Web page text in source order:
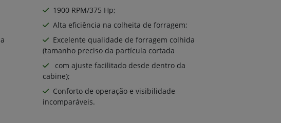
1900 RPM/375 Hp;
Alta eficiência na colheita de forragem;
Excelente qualidade de forragem colhida
(tamanho preciso da partícula cortada
com ajuste facilitado desde dentro da
cabine);
Conforto de operação e visibilidade
incomparáveis.